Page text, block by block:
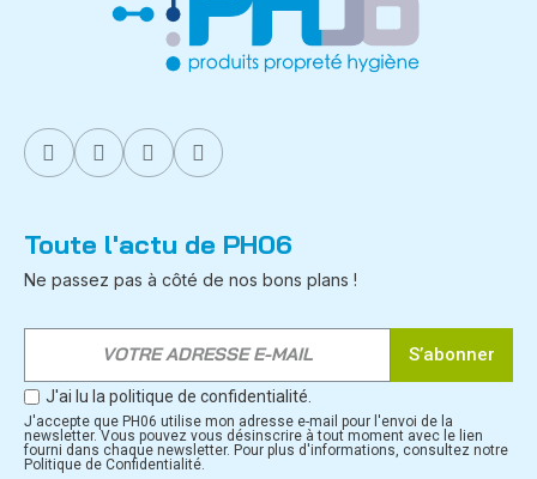
Toute l'actu de PH06
Ne passez pas à côté de nos bons plans !
S’abonner
J'ai lu la politique de confidentialité.
J'accepte que PH06 utilise mon adresse e-mail pour l'envoi de la
newsletter. Vous pouvez vous désinscrire à tout moment avec le lien
fourni dans chaque newsletter. Pour plus d'informations, consultez notre
Politique de Confidentialité.